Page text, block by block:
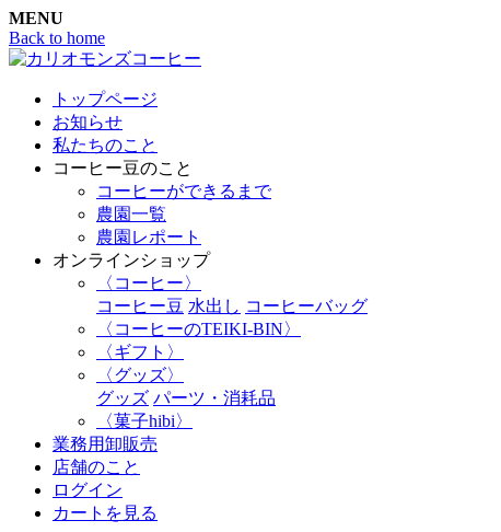
MENU
Back to home
トップページ
お知らせ
私たちのこと
コーヒー豆のこと
コーヒーができるまで
農園一覧
農園レポート
オンラインショップ
〈コーヒー〉
コーヒー豆 水出し コーヒーバッグ
〈コーヒーのTEIKI-BIN〉
〈ギフト〉
〈グッズ〉
グッズ パーツ・消耗品
〈菓子hibi〉
業務用卸販売
店舗のこと
ログイン
カートを見る